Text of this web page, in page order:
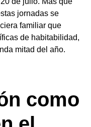
jornadas se
familiar que
de habitabilidad,
mitad del año.
como